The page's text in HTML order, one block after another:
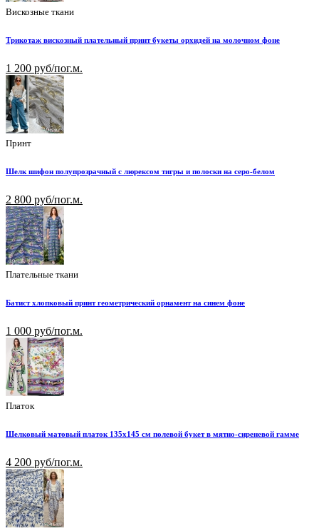
Вискозные ткани
Трикотаж вискозный плательный принт букеты орхидей на молочном фоне
1 200 руб/пог.м.
Принт
Шелк шифон полупрозрачный с люрексом тигры и полоски на серо-белом
2 800 руб/пог.м.
Плательные ткани
Батист хлопковый принт геометрический орнамент на синем фоне
1 000 руб/пог.м.
Платок
Шелковый матовый платок 135х145 см полевой букет в мятно-сиреневой гамме
4 200 руб/пог.м.